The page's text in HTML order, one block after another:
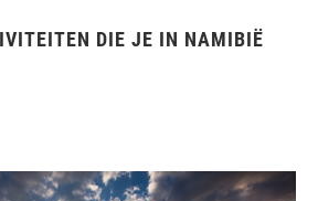
DIE JE IN NAMIBIË